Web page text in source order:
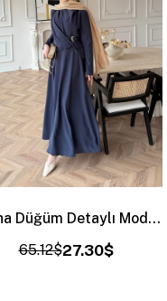
Dosha Düğüm Detaylı Modal Elbise Lacivert (3016)
27.30$
65.12$